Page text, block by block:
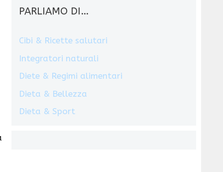
PARLIAMO DI…
Cibi & Ricette salutari
Integratori naturali
Diete & Regimi alimentari
Dieta & Bellezza
Dieta & Sport